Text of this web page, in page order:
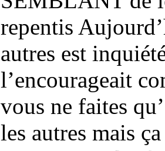
repentis
autres est
l’encourageait
vous ne faites
les autres mais